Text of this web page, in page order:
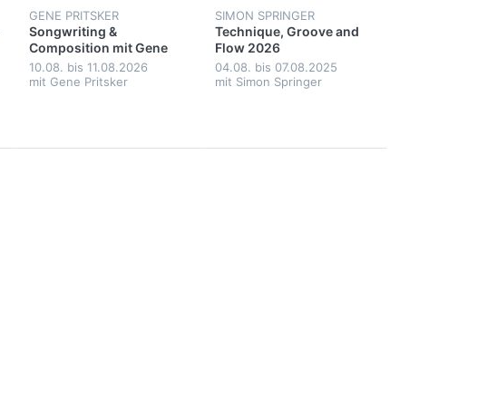
GENE PRITSKER
Songwriting &
Composition mit Gene
Pritsker 2026
10.08. bis 11.08.2026
mit Gene Pritsker
SIMON SPRINGER
Technique, Groove and
Flow 2026
04.08. bis 07.08.2025
mit Simon Springer